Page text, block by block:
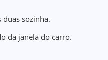
sozinha.
da janela do carro.